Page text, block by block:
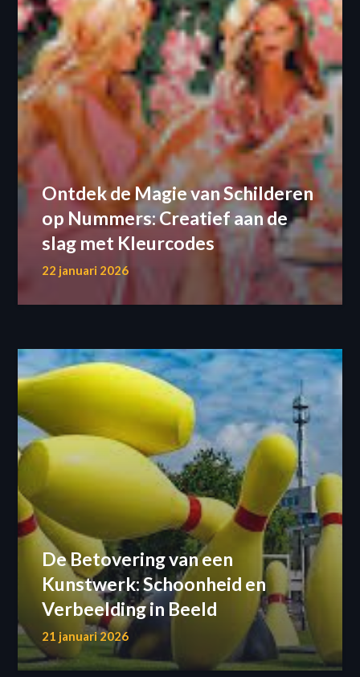
Ontdek de Magie van Schilderen
op Nummers: Creatief aan de
slag met Kleurcodes
22 januari 2026
De Betovering van een
Kunstwerk: Schoonheid en
Verbeelding in Beeld
21 januari 2026